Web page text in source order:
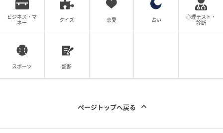
ビジネス・マ
ネー
クイズ 恋愛 占い
心理テスト・
診断
スポーツ 診断
ページトップへ戻る